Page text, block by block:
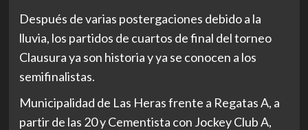
Después de varias postergaciones debido a la
lluvia, los partidos de cuartos de final del torneo
Clausura ya son historia y ya se conocen a los
semifinalistas.
Municipalidad de Las Heras frente a Regatas A, a
partir de las 20 y Cementista con Jockey Club A,